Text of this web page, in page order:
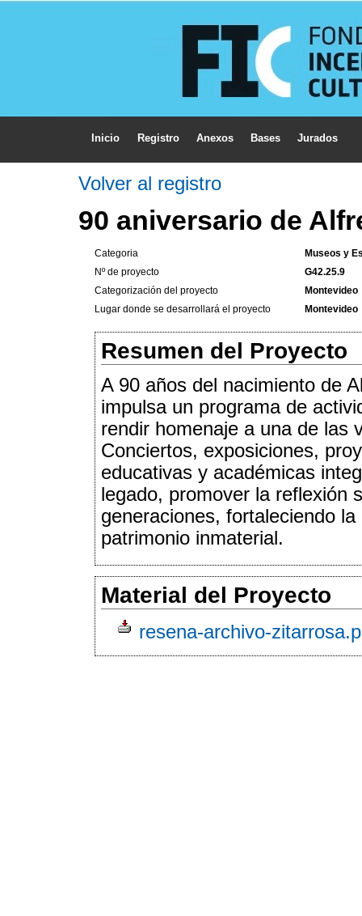
Inicio Registro Anexos Bases Jurados
Volver al registro
90 aniversario de
Categoria
Museos y
Nº de proyecto
G42.25.9
Categorización del proyecto
Montevideo
Lugar donde se desarrollará el proyecto
Montevideo
Resumen del Proyecto
A 90 años del nacimiento de
impulsa un programa de
rendir homenaje a una de las
Conciertos, exposiciones,
educativas y académicas
legado, promover la reflexión
generaciones, fortaleciendo
patrimonio inmaterial.
Material del Proyecto
resena-archivo-